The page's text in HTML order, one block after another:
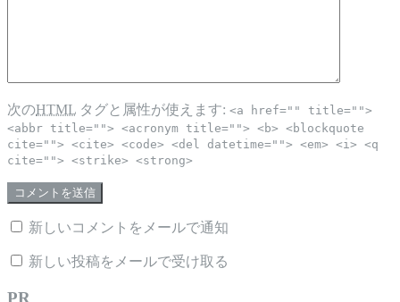
次のHTML タグと属性が使えます: <a href="" title="">
<abbr title=""> <acronym title=""> <b> <blockquote
cite=""> <cite> <code> <del datetime=""> <em> <i> <q
cite=""> <strike> <strong>
新しいコメントをメールで通知
新しい投稿をメールで受け取る
PR